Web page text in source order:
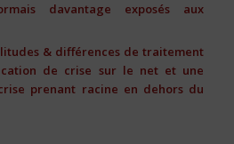
davantage exposés aux
& différences de traitement
de crise sur le net et une
prenant racine en dehors du